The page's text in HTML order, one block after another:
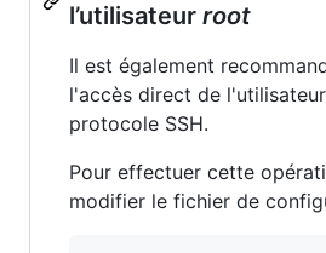
l’utilisateur root
Il est également
l'accès direct de l'utilisateur
protocole SSH.
Pour effectuer cette
modifier le fichier de